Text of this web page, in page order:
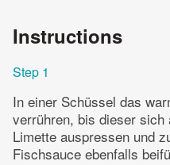
Instructions
Step 1
In einer Schüssel das
verrühren, bis dieser
Limette auspressen und
Fischsauce ebenfalls